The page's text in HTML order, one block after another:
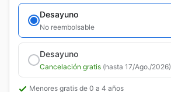
Desayuno
No reembolsable
Desayuno
Cancelación gratis (hasta 17/Ago./2026)
Menores gratis de 0 a 4 años